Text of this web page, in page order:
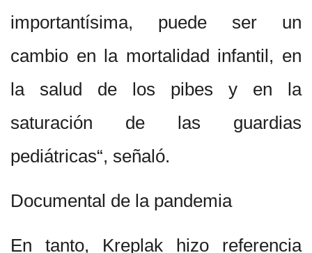
importantísima, puede ser un
cambio en la mortalidad infantil, en
la salud de los pibes y en la
saturación de las guardias
pediátricas“, señaló.
Documental de la pandemia
En tanto, Kreplak hizo referencia